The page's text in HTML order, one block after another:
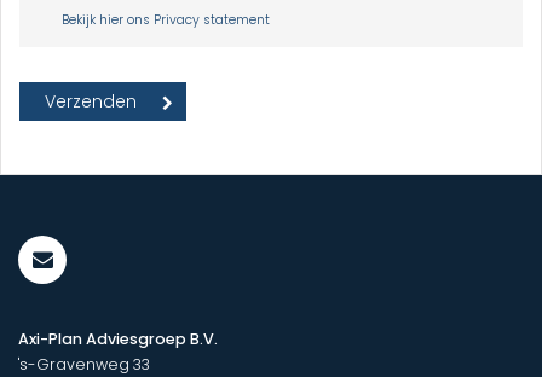
Bekijk hier ons Privacy statement
Axi-Plan Adviesgroep B.V.
's-Gravenweg 33